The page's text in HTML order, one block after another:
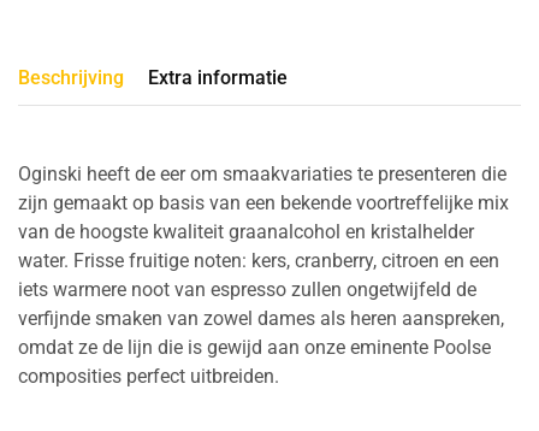
Beschrijving Extra informatie
Oginski heeft de eer om smaakvariaties te presenteren die
zijn gemaakt op basis van een bekende voortreffelijke mix
van de hoogste kwaliteit graanalcohol en kristalhelder
water. Frisse fruitige noten: kers, cranberry, citroen en een
iets warmere noot van espresso zullen ongetwijfeld de
verfijnde smaken van zowel dames als heren aanspreken,
omdat ze de lijn die is gewijd aan onze eminente Poolse
composities perfect uitbreiden.